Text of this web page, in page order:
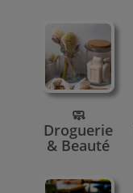
🧼
Droguerie
& Beauté